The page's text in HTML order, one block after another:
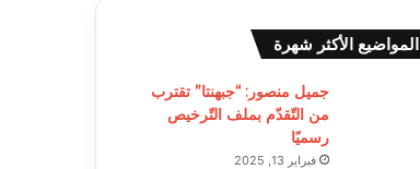
المواضيع الأكثر شهرة
جميل منصور: “جبهنتا” تقترب
من التّقدّم بملف التّرخيص
رسميًا
فبراير 13, 2025